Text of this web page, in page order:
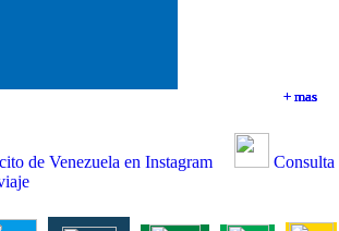
+ mas
+ mas
+ mas
+ mas
de Venezuela en Instagram
Consulta